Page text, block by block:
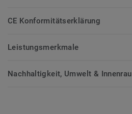
CE Konformitätserklärung
Leistungsmerkmale
Nachhaltigkeit, Umwelt &